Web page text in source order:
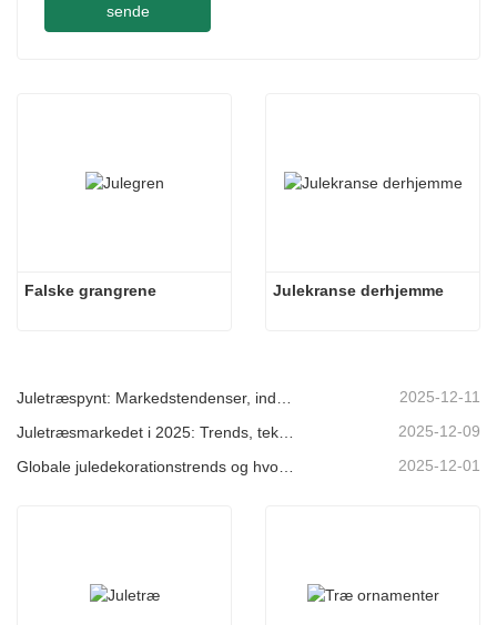
sende
Falske grangrene Julekranse derhjemme
2025-12-11
2025-12-09
Globale juledekorationstrends og hvorfor Christmas Queen fortsat fører an på markedet 2025-12-01